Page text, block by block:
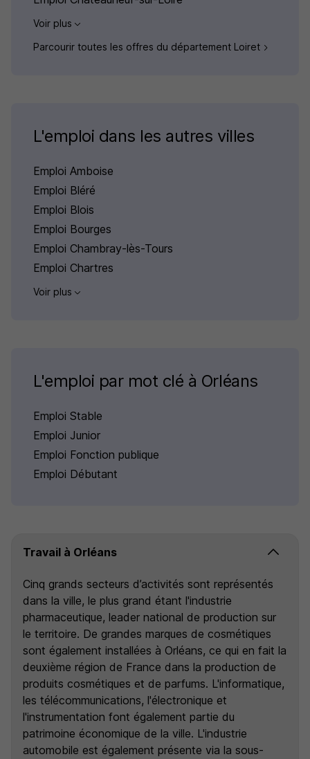
Voir plus
Parcourir toutes les offres du département Loiret
L'emploi dans les autres villes
Emploi Amboise
Emploi Bléré
Emploi Blois
Emploi Bourges
Emploi Chambray-lès-Tours
Emploi Chartres
Voir plus
L'emploi par mot clé à Orléans
Emploi Stable
Emploi Junior
Emploi Fonction publique
Emploi Débutant
Travail à Orléans
Cinq grands secteurs d’activités sont représentés
dans la ville, le plus grand étant l'industrie
pharmaceutique, leader national de production sur
le territoire. De grandes marques de cosmétiques
sont également installées à Orléans, ce qui en fait la
deuxième région de France dans la production de
produits cosmétiques et de parfums. L'informatique,
les télécommunications, l'électronique et
l'instrumentation font également partie du
patrimoine économique de la ville. L'industrie
automobile est également présente via la sous-